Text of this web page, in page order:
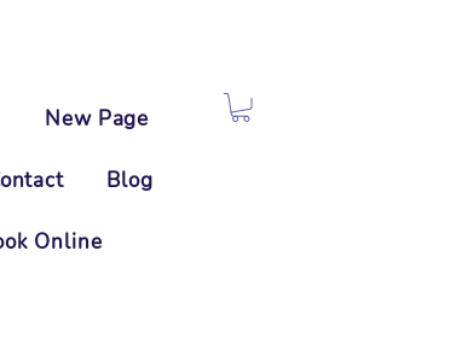
New Page
Blog
Online